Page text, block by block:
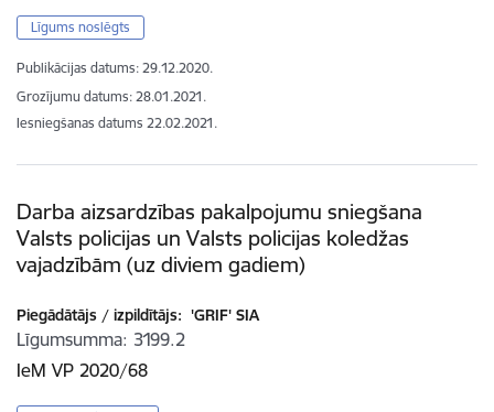
Līgums noslēgts
Publikācijas datums: 29.12.2020.
Grozījumu datums: 28.01.2021.
Iesniegšanas datums 22.02.2021.
Darba aizsardzības pakalpojumu sniegšana
Valsts policijas un Valsts policijas koledžas
vajadzībām (uz diviem gadiem)
Piegādātājs / izpildītājs: 'GRIF' SIA
Līgumsumma 3199.2
IeM VP 2020/68